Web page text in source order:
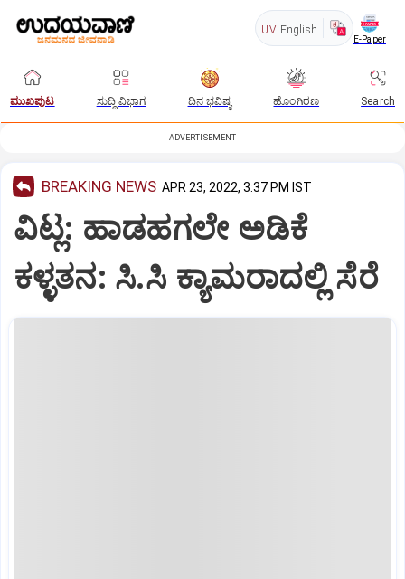
UV English
E-Paper
ಮುಖಪುಟ ಸುದ್ದಿ ವಿಭಾಗ ದಿನ ಭವಿಷ್ಯ ಹೊಂಗಿರಣ Search
ADVERTISEMENT
BREAKING NEWS APR 23, 2022, 3:37 PM IST
ವಿಟ್ಲ: ಹಾಡಹಗಲೇ ಅಡಿಕೆ
ಕಳ್ಳತನ: ಸಿ.ಸಿ ಕ್ಯಾಮರಾದಲ್ಲಿ ಸೆರೆ